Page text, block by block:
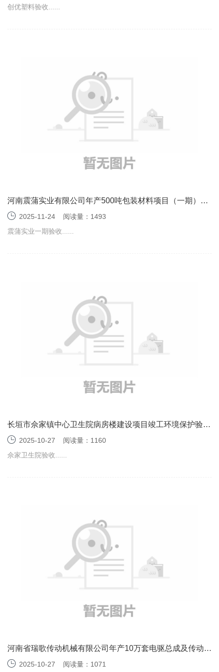
创优塑料验收......
河南震蒲实业有限公司年产500吨包装材料项目（一期）竣
工环境保护验收监测报告表
2025-11-24
阅读量：1493
震蒲实业一期验收......
长垣市佘家镇中心卫生院病房楼建设项目竣工环境保护验收
监测报告表
2025-10-27
阅读量：1160
佘家卫生院验收......
河南省瑞歌传动机械有限公司年产10万套电驱总成及传动零
部件项目（一期）竣工环境保护验收监测报告表
2025-10-27
阅读量：1071